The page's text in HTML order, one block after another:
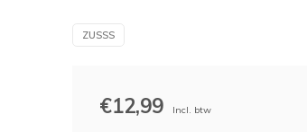
ZUSSS
€12,99 Incl. btw